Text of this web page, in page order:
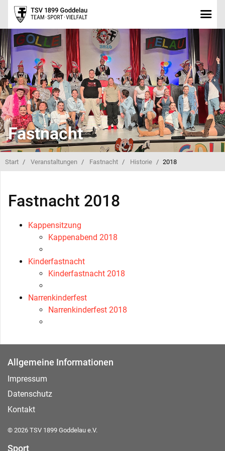
Fastnacht
Start Veranstaltungen Fastnacht Historie 2018
Fastnacht 2018
Kappensitzung
Kappenabend 2018
Kinderfastnacht
Kinderfastnacht 2018
Narrenkinderfest
Narrenkinderfest 2018
Allgemeine Informationen
Impressum
Datenschutz
Kontakt
© 2026 TSV 1899 Goddelau e.V.
Sport